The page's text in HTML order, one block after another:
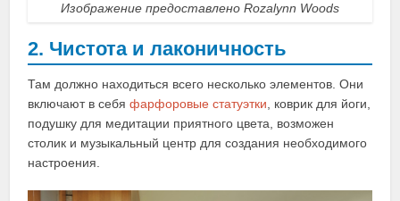
Изображение предоставлено Rozalynn Woods
2. Чистота и лаконичность
Там должно находиться всего несколько элементов. Они
включают в себяфарфоровые статуэтки , коврик для йоги,
подушку для медитации приятного цвета, возможен
столик и музыкальный центр для создания необходимого
настроения.